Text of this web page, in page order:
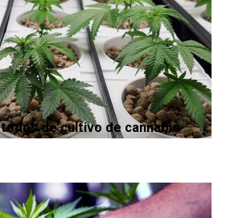
de cultivo de cannabis